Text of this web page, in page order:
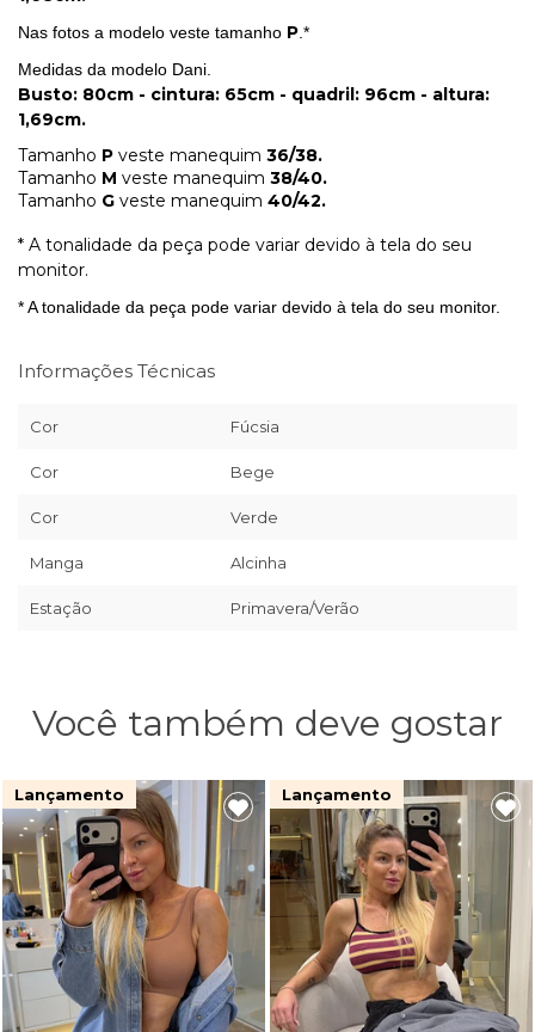
Nas fotos a modelo veste tamanho P .*
Medidas da modelo Dani.
Busto: 80cm - cintura: 65cm - quadril: 96cm - altura:
1,69cm.
Tamanho P veste manequim 36/38.
Tamanho M veste manequim 38/40.
Tamanho G veste manequim 40/42.
* A tonalidade da peça pode variar devido à tela do seu
monitor.
* A tonalidade da peça pode variar devido à tela do seu monitor.
Informações Técnicas
Cor Fúcsia
Cor Bege
Cor Verde
Manga Alcinha
Estação Primavera/Verão
Você também deve gostar
Lançamento Lançamento